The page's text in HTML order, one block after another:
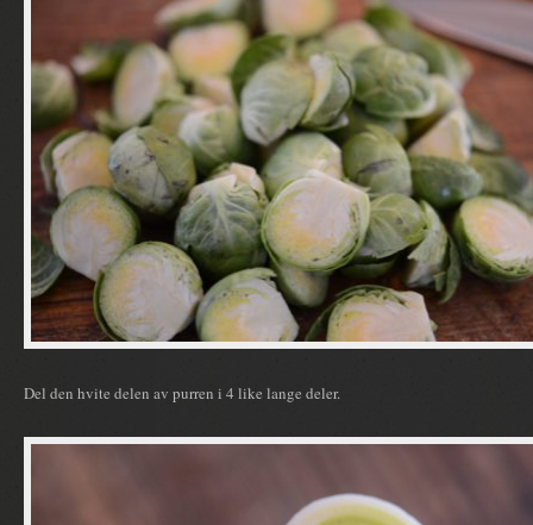
Del den hvite delen av purren i 4 like lange deler.